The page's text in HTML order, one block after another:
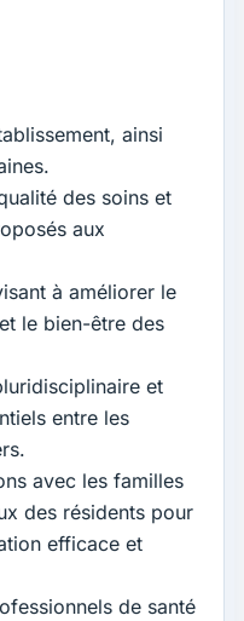
ainsi
des soins et
aux
à améliorer le
le bien-être des
et
entre les
avec les familles
des résidents pour
efficace et
de santé